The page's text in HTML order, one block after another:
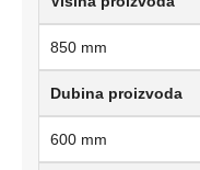
850 mm
Dubina proizvoda
600 mm